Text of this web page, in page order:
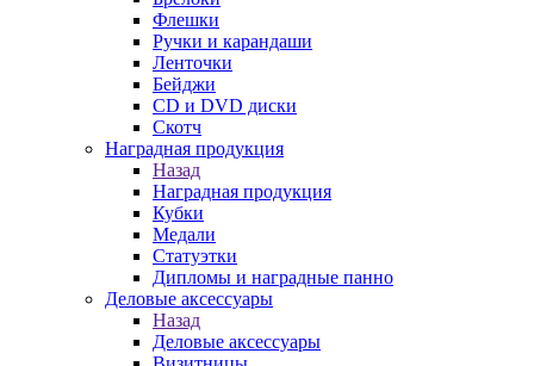
Флешки
Ручки и карандаши
Ленточки
Бейджи
CD и DVD диски
Скотч
Наградная продукция
Назад
Наградная продукция
Кубки
Медали
Статуэтки
Дипломы и наградные панно
Деловые аксессуары
Назад
Деловые аксессуары